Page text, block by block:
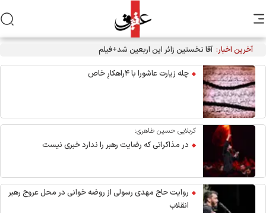
آخرین اخبار: آقا نخستین زائر این اربعین شد+فیلم
چله زیارت عاشورا با ۴راهکارِ خاص
کربلایی حسین طاهری:
در مذاکراتی که رضایت رهبر را ندارد خبری نیست
روایت حاج مهدی رسولی از روضه خوانی در محل عروج رهبر
انقلاب